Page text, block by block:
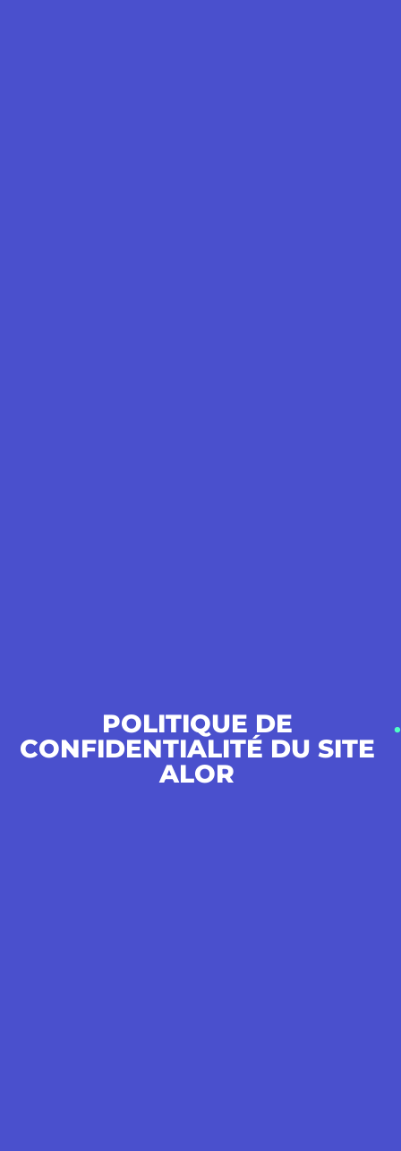
POLITIQUE DE
CONFIDENTIALITÉ DU SITE
ALOR
.